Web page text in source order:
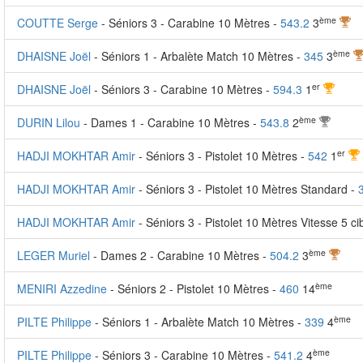
COUTTE Serge - Séniors 3 - Carabine 10 Mètres - 543.2 3ème
DHAISNE Joël - Séniors 1 - Arbalète Match 10 Mètres - 345 3ème
DHAISNE Joël - Séniors 3 - Carabine 10 Mètres - 594.3 1 er
DURIN Lilou - Dames 1 - Carabine 10 Mètres - 543.8 2ème
HADJI MOKHTAR Amir - Séniors 3 - Pistolet 10 Mètres - 542 1 er
HADJI MOKHTAR Amir - Séniors 3 - Pistolet 10 Mètres Standard -
HADJI MOKHTAR Amir - Séniors 3 - Pistolet 10 Mètres Vitesse 5
LEGER Muriel - Dames 2 - Carabine 10 Mètres - 504.2 3ème
MENIRI Azzedine - Séniors 2 - Pistolet 10 Mètres - 460 14ème
PILTE Philippe - Séniors 1 - Arbalète Match 10 Mètres - 339 4ème
PILTE Philippe - Séniors 3 - Carabine 10 Mètres - 541.2 4ème